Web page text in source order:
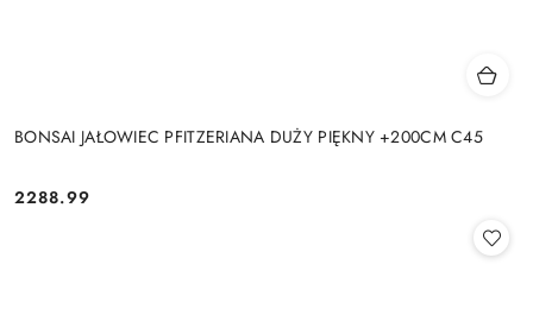
BONSAI JAŁOWIEC PFITZERIANA DUŻY PIĘKNY +200CM C45
Cena:
2288.99